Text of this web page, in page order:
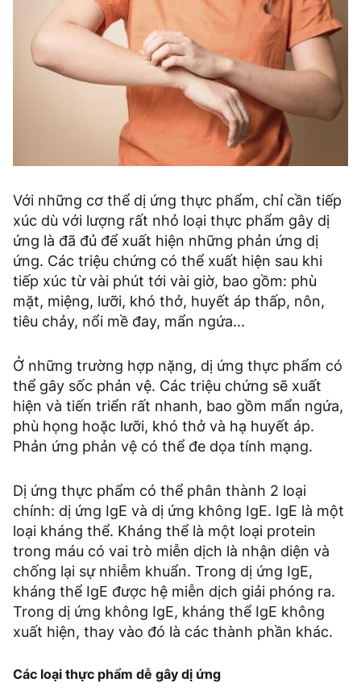
Với những cơ thể dị ứng thực phẩm, chỉ cần tiếp
xúc dù với lượng rất nhỏ loại thực phẩm gây dị
ứng là đã đủ để xuất hiện những phản ứng dị
ứng. Các triệu chứng có thể xuất hiện sau khi
tiếp xúc từ vài phút tới vài giờ, bao gồm: phù
mặt, miệng, lưỡi, khó thở, huyết áp thấp, nôn,
tiêu chảy, nổi mề đay, mẩn ngứa...
Ở những trường hợp nặng, dị ứng thực phẩm có
thể gây sốc phản vệ. Các triệu chứng sẽ xuất
hiện và tiến triển rất nhanh, bao gồm mẩn ngứa,
phù họng hoặc lưỡi, khó thở và hạ huyết áp.
Phản ứng phản vệ có thể đe dọa tính mạng.
Dị ứng thực phẩm có thể phân thành 2 loại
chính: dị ứng IgE và dị ứng không IgE. IgE là một
loại kháng thể. Kháng thể là một loại protein
trong máu có vai trò miễn dịch là nhận diện và
chống lại sự nhiễm khuẩn. Trong dị ứng IgE,
kháng thể IgE được hệ miễn dịch giải phóng ra.
Trong dị ứng không IgE, kháng thể IgE không
xuất hiện, thay vào đó là các thành phần khác.
Các loại thực phẩm dễ gây dị ứng